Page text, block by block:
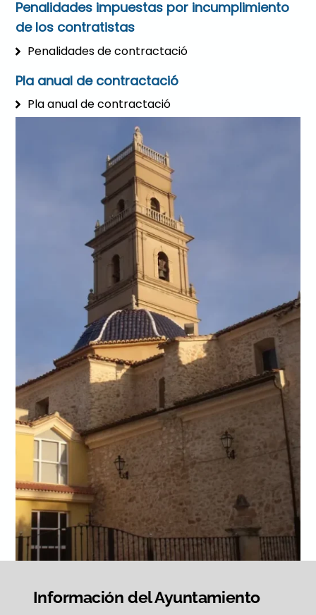
Penalidades impuestas por incumplimiento
de los contratistas
Penalidades de contractació
Pla anual de contractació
Pla anual de contractació
Información del Ayuntamiento